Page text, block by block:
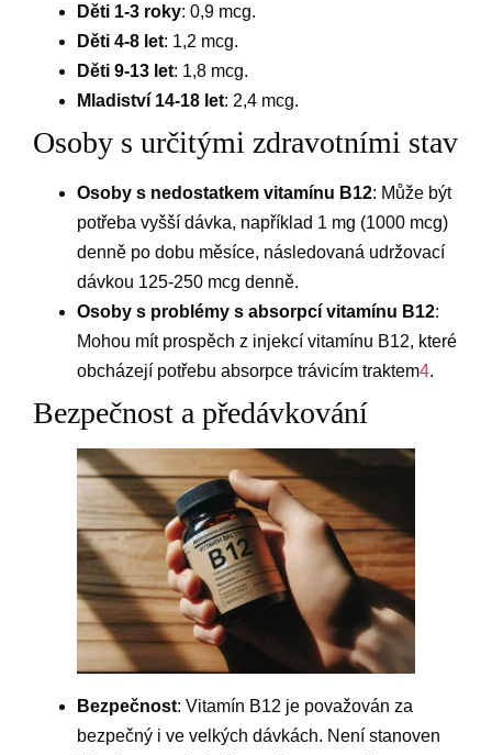
Děti 1-3 roky: 0,9 mcg.
Děti 4-8 let: 1,2 mcg.
Děti 9-13 let: 1,8 mcg.
Mladiství 14-18 let: 2,4 mcg.
Osoby s určitými zdravotními stav
Osoby s nedostatkem vitamínu B12: Může být
potřeba vyšší dávka, například 1 mg (1000 mcg)
denně po dobu měsíce, následovaná udržovací
dávkou 125-250 mcg denně.
Osoby s problémy s absorpcí vitamínu B12:
Mohou mít prospěch z injekcí vitamínu B12, které
obcházejí potřebu absorpce trávicím traktem4.
Bezpečnost a předávkování
Bezpečnost: Vitamín B12 je považován za
bezpečný i ve velkých dávkách. Není stanoven